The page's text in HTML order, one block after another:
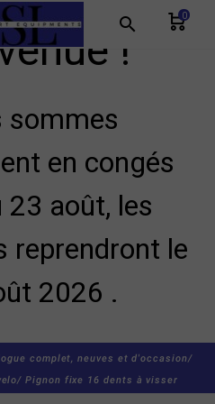
search 0
!
sommes
en congés
23 août, les
reprendront le
2026 .
complet, neuves et d'occasion/
Pignon fixe 16 dents à visser